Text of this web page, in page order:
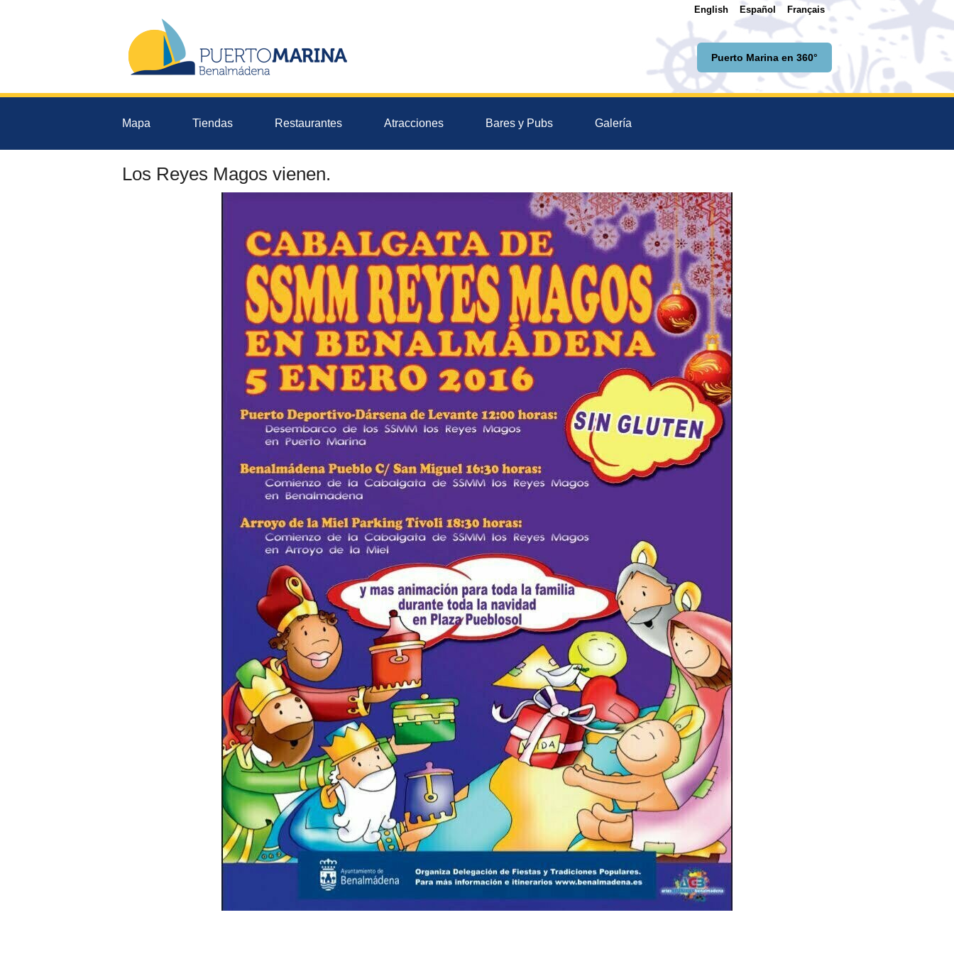
English Español Français
Puerto Marina en 360°
Mapa Tiendas Restaurantes Atracciones Bares y Pubs Galería
Los Reyes Magos vienen.